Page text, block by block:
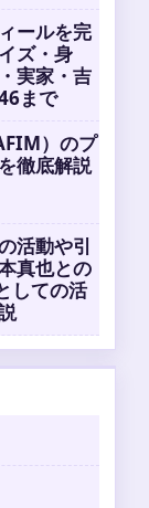
ールを完
ズ・身
実家・吉
まで
）のプ
徹底解説
活動や引
真也との
しての活